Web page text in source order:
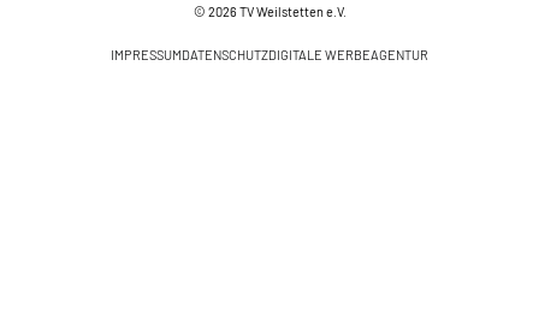
© 2026 TV Weilstetten e.V.
IMPRESSUMDATENSCHUTZDIGITALE WERBEAGENTUR